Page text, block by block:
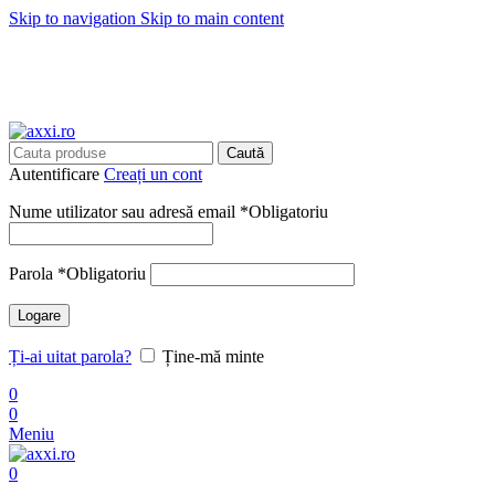
Skip to navigation Skip to main content
Caută
Autentificare Creați un cont
Nume utilizator sau adresă email *Obligatoriu
Parola *Obligatoriu
Logare
Ți-ai uitat parola?
Ține-mă minte
0
0
Meniu
0